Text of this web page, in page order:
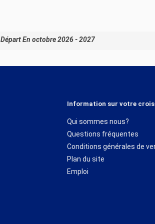
Départ En octobre 2026 - 2027
Information sur votre
Qui sommes nous?
Questions fréquentes
Conditions générales de
Plan du site
Emploi